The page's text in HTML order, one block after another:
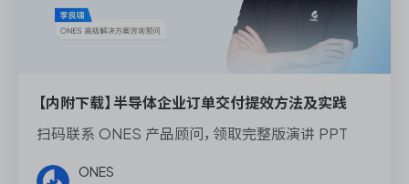
【内附下载】半导体企业订单交付提效方法及实践
扫码联系 ONES 产品顾问，领取完整版演讲 PPT
ONES